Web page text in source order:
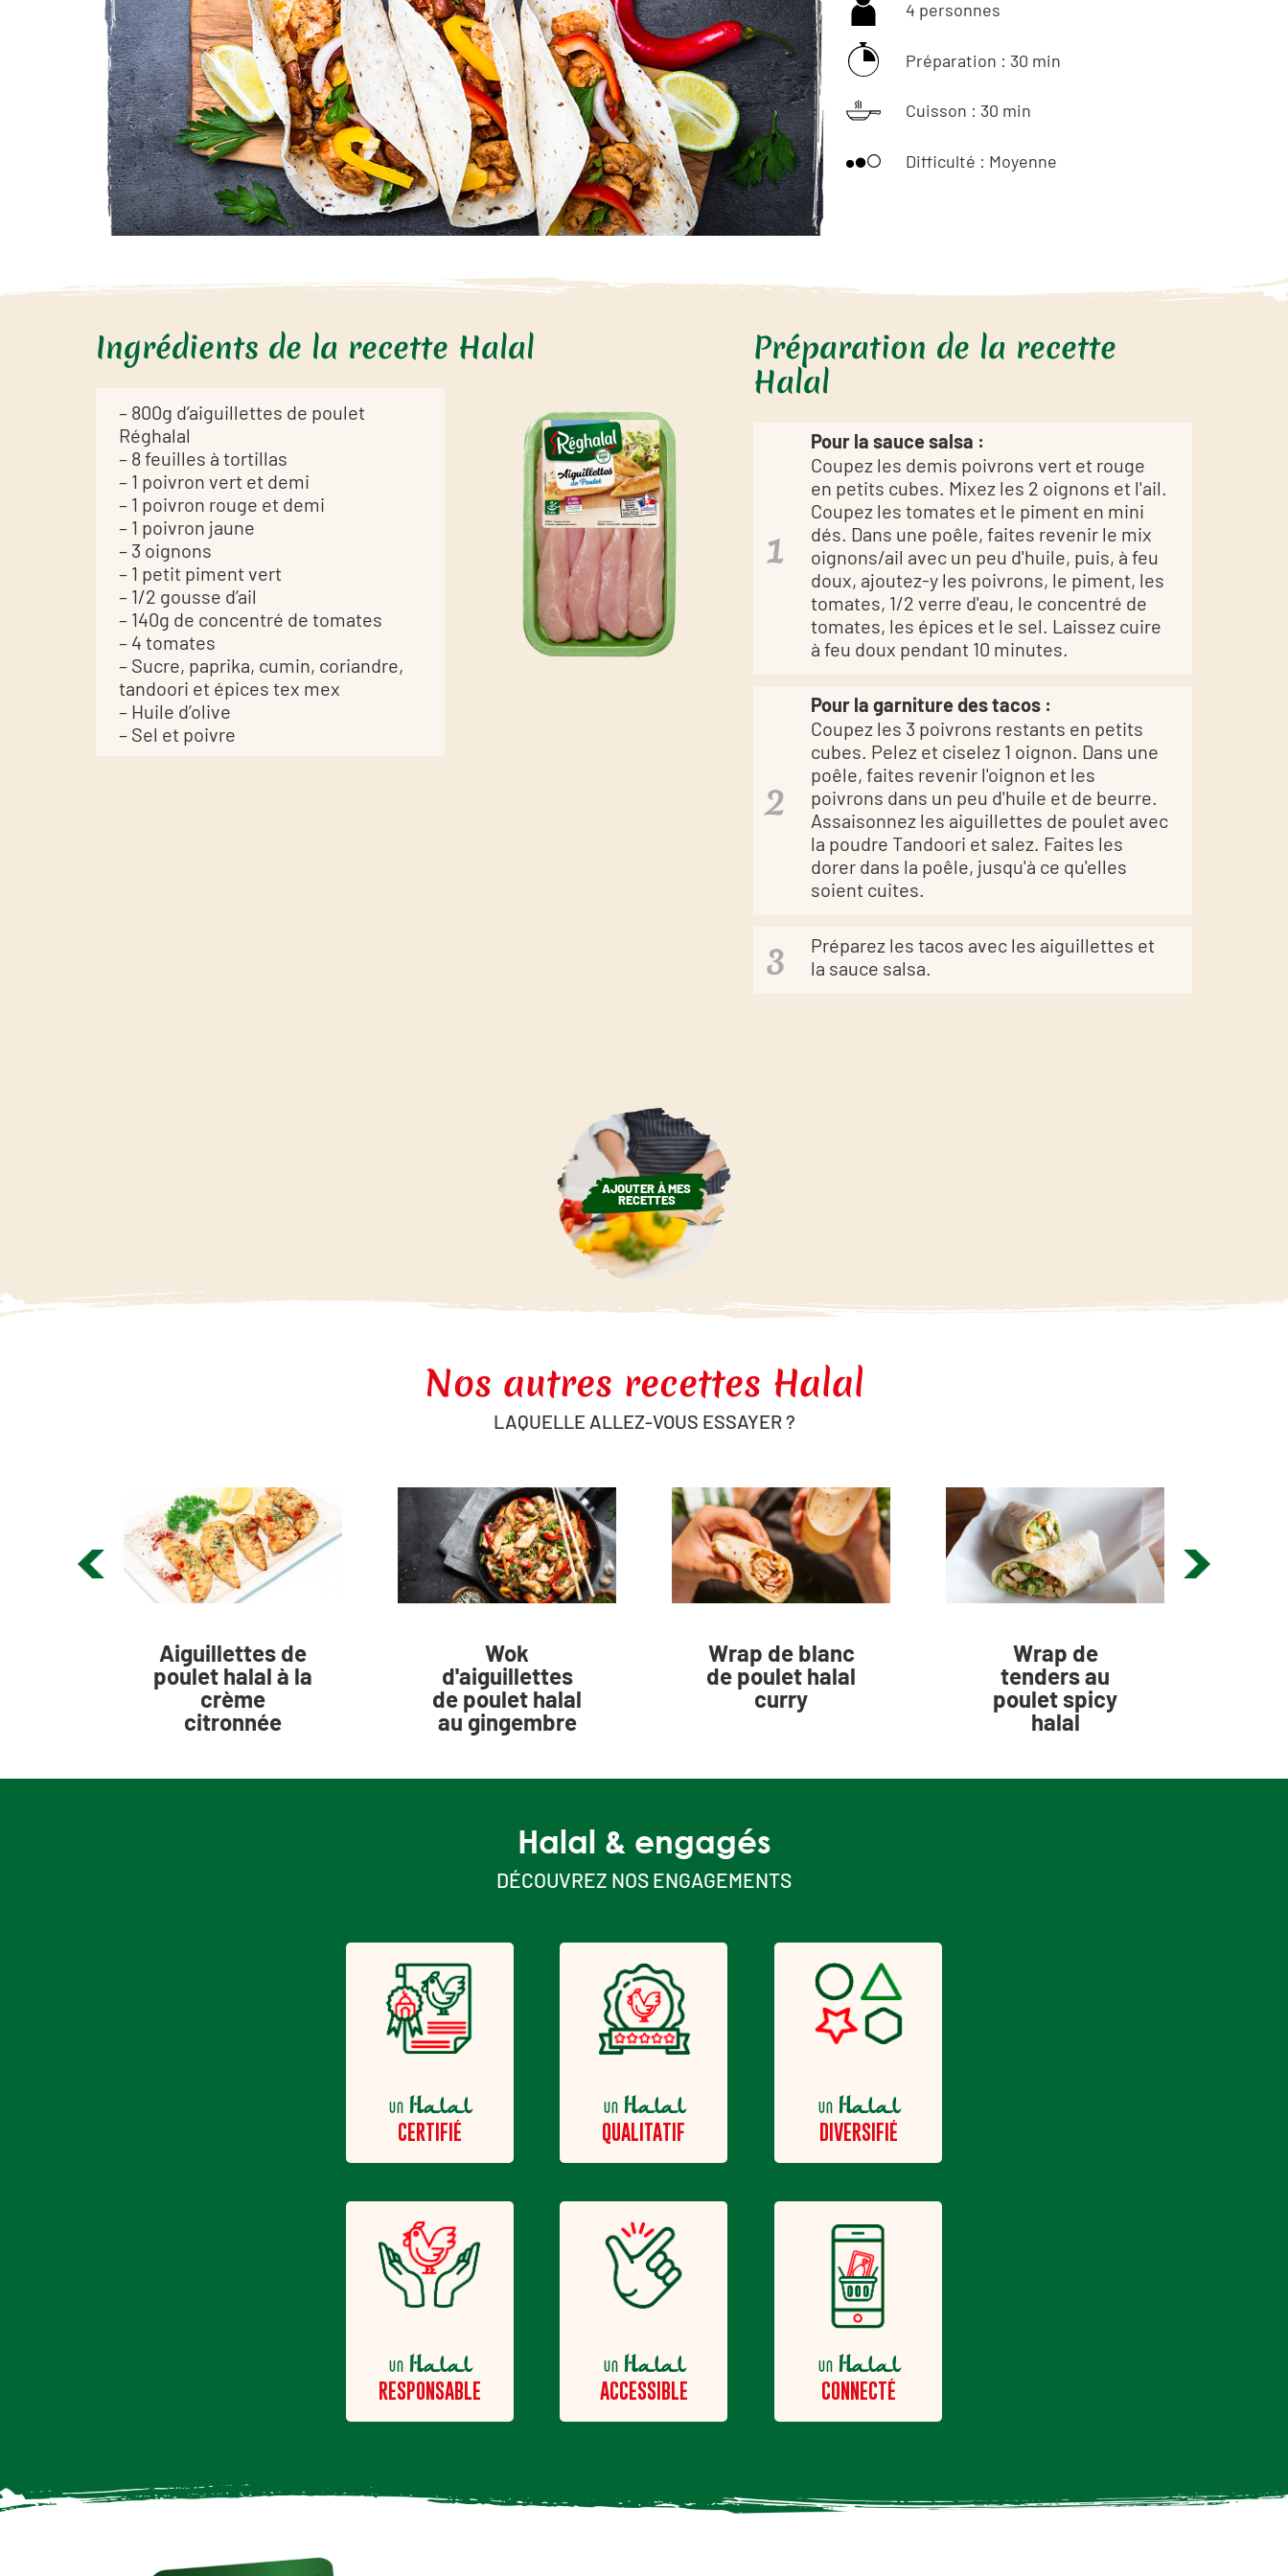
4 personnes
Préparation : 30 min
Cuisson : 30 min
Difficulté : Moyenne
Ingrédients de la recette Halal
– 800g d’aiguillettes de poulet
Réghalal
– 8 feuilles à tortillas
– 1 poivron vert et demi
– 1 poivron rouge et demi
– 1 poivron jaune
– 3 oignons
– 1 petit piment vert
– 1/2 gousse d’ail
– 140g de concentré de tomates
– 4 tomates
– Sucre, paprika, cumin, coriandre,
tandoori et épices tex mex
– Huile d’olive
– Sel et poivre
Préparation de la recette
Halal
Pour la sauce salsa :
Coupez les demis poivrons vert et rouge
en petits cubes. Mixez les 2 oignons et l'ail.
Coupez les tomates et le piment en mini
dés. Dans une poêle, faites revenir le mix
oignons/ail avec un peu d'huile, puis, à feu
doux, ajoutez-y les poivrons, le piment, les
tomates, 1/2 verre d'eau, le concentré de
tomates, les épices et le sel. Laissez cuire
à feu doux pendant 10 minutes.
Pour la garniture des tacos :
Coupez les 3 poivrons restants en petits
cubes. Pelez et ciselez 1 oignon. Dans une
poêle, faites revenir l'oignon et les
poivrons dans un peu d'huile et de beurre.
Assaisonnez les aiguillettes de poulet avec
la poudre Tandoori et salez. Faites les
dorer dans la poêle, jusqu'à ce qu'elles
soient cuites.
Préparez les tacos avec les aiguillettes et
la sauce salsa.
AJOUTER À MES
RECETTES
Nos autres recettes Halal
LAQUELLE ALLEZ-VOUS ESSAYER ?
Aiguillettes de
poulet halal à la
crème
citronnée
Wok
d'aiguillettes
de poulet halal
au gingembre
Wrap de blanc
de poulet halal
curry
Wrap de
tenders au
poulet spicy
halal
Halal & engagés
DÉCOUVREZ NOS ENGAGEMENTS
un Halal
CERTIFIÉ
un Halal
QUALITATIF
un Halal
DIVERSIFIÉ
un Halal
RESPONSABLE
un Halal
ACCESSIBLE
un Halal
CONNECTÉ